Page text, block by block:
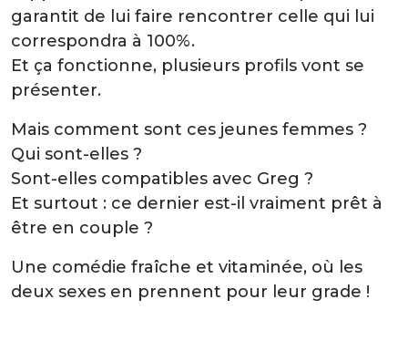
garantit de lui faire rencontrer celle qui lui
correspondra à 100%.
Et ça fonctionne, plusieurs profils vont se
présenter.
Mais comment sont ces jeunes femmes ?
Qui sont-elles ?
Sont-elles compatibles avec Greg ?
Et surtout : ce dernier est-il vraiment prêt à
être en couple ?
Une comédie fraîche et vitaminée, où les
deux sexes en prennent pour leur grade !